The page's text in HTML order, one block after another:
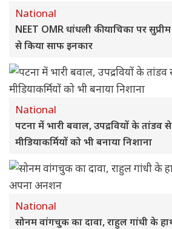
National
NEET OMR धांधली की याचिका पर
से किया साफ इनकार
National
पटना में भारी बवाल, उपद्रवियों के तांडव
मीडियाकर्मियों को भी बनाया निशाना
National
सोनम वांगचुक का दावा, राहुल गांधी के